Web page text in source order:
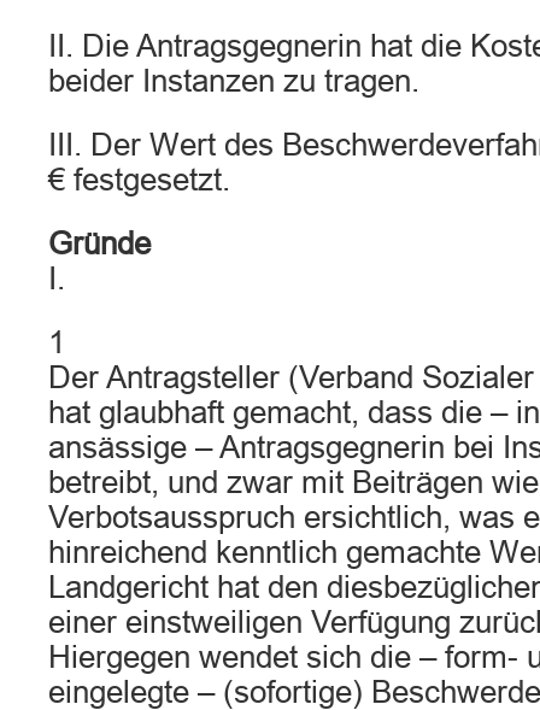
II. Die Antragsgegnerin hat die
beider Instanzen zu tragen.
III. Der Wert des
€ festgesetzt.
Gründe
I.
1
Der Antragsteller (Verband
hat glaubhaft gemacht, dass die –
ansässige – Antragsgegnerin bei
betreibt, und zwar mit Beiträgen
Verbotsausspruch ersichtlich, was
hinreichend kenntlich gemachte
Landgericht hat den
einer einstweiligen Verfügung
Hiergegen wendet sich die – form-
eingelegte – (sofortige)